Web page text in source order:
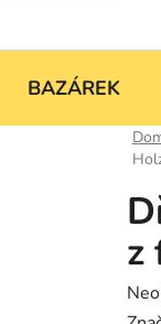
BAZÁREK
z